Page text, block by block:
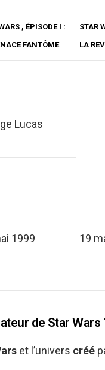
, ÉPISODE I :
FANTÔME
STAR
LA
Lucas
1999 19
de Star Wars
et l’univers créé